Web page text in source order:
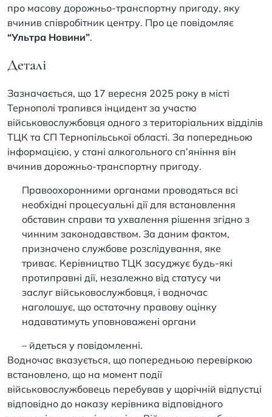
про масову дорожньо-транспортну пригоду, яку
вчинив співробітник центру. Про це повідомляє
“Ультра Новини”.
Деталі
Зазначається, що 17 вересня 2025 року в місті
Тернополі трапився інцидент за участю
військовослужбовця одного з територіальних відділів
ТЦК та СП Тернопільської області. За попередньою
інформацією, у стані алкогольного сп’яніння він
вчинив дорожньо-транспортну пригоду.
Правоохоронними органами проводяться всі
необхідні процесуальні дії для встановлення
обставин справи та ухвалення рішення згідно з
чинним законодавством. За даним фактом,
призначено службове розслідування, яке
триває. Керівництво ТЦК засуджує будь-які
протиправні дії, незалежно від статусу чи
заслуг військовослужбовця, і водночас
наголошує, що остаточну правову оцінку
надаватимуть уповноважені органи
– йдеться у повідомленні.
Водночас вказується, що попередньою перевіркою
встановлено, що на момент події
військовослужбовець перебував у щорічній відпустці
відповідно до наказу керівника відповідного